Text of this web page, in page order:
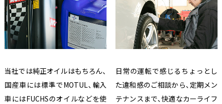
当社では純正オイルはもちろん、
国産車には標準でMOTUL、輸入
車にはFUCHSのオイルなどを使
日常の運転で感じるちょっとし
た違和感のご相談から、定期メン
テナンスまで、快適なカーライフ